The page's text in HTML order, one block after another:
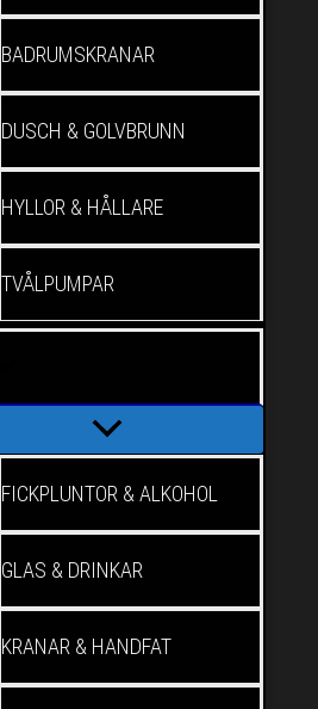
BADRUMSKRANAR
DUSCH & GOLVBRUNN
HYLLOR & HÅLLARE
TVÅLPUMPAR
FICKPLUNTOR & ALKOHOL
GLAS & DRINKAR
KRANAR & HANDFAT